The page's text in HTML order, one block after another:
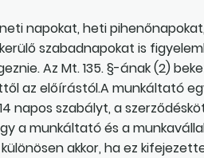
napokat, heti
szabadnapokat is
Az Mt. 135. §-ának (2)
az előírástól.A munkáltató
napos szabályt, a
a munkáltató és a
akkor, ha ez